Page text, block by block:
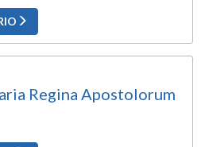
Regina Apostolorum